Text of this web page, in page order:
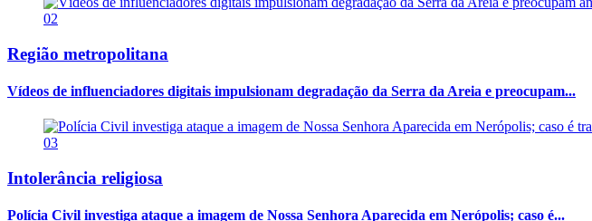
02
Região metropolitana
Vídeos de influenciadores digitais impulsionam degradação da Serra da Areia e preocupam...
03
Intolerância religiosa
Polícia Civil investiga ataque a imagem de Nossa Senhora Aparecida em Nerópolis; caso é...